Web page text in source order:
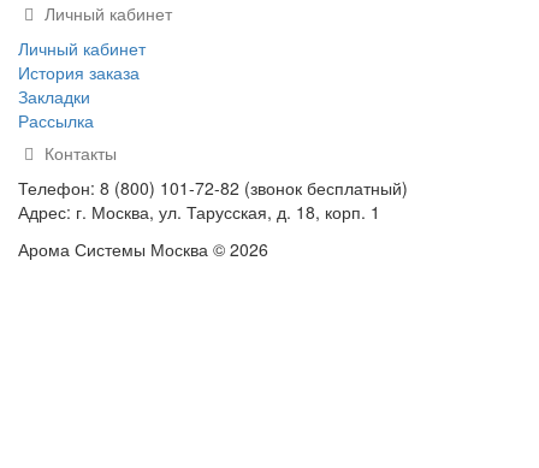
Личный кабинет
Личный кабинет
История заказа
Закладки
Рассылка
Контакты
Телефон: 8 (800) 101-72-82 (звонок бесплатный)
Адрес: г. Москва, ул. Тарусская, д. 18, корп. 1
Арома Системы Москва © 2026